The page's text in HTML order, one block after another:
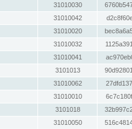
31010030
31010042
31010020
31010032
31010041
3101013
31010062
31010010
3101018
31010050